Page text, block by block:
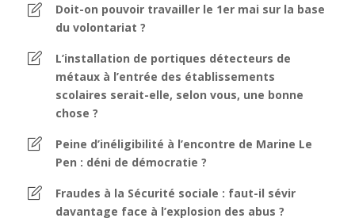
Doit-on pouvoir travailler le 1er mai sur la base
du volontariat ?
L’installation de portiques détecteurs de
métaux à l’entrée des établissements
scolaires serait-elle, selon vous, une bonne
chose ?
Peine d’inéligibilité à l’encontre de Marine Le
Pen : déni de démocratie ?
Fraudes à la Sécurité sociale : faut-il sévir
davantage face à l’explosion des abus ?